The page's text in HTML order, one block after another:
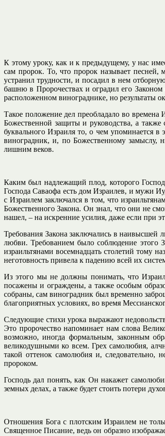
К этому уроку, как и к предыдущему, у нас
сам пророк. То, что пророк называет песней,
устранил трудности, и посадил в нем
башню в Пророчествах и оградил его
расположенном винограднике, но результаты
Такое положение дел преобладало во времена
Божественной защиты и руководства, а
буквального Израиля то, о чем упоминается
виноградник, и, по Божественному замыслу,
лишним веков.
Каким был надлежащий плод, которого
Господа Саваофа есть дом Израилев, и мужи
с Израилем заключался в том, что
Божественного Закона. Он знал, что они не
нашел, – на искренние усилия, даже если при
Требования Закона заключались в
любви. Требованием было соблюдение этого
израильтянами восемнадцать столетий тому
неготовность привела к падению всей их
Из этого мы не должны понимать, что
посажены и ограждены, а также особым
собраны, сам виноградник был временно
благоприятных условиях, во время
Следующие стихи урока выражают
Это пророчество напоминает нам слова
возможно, иногда формальным, законным
великодушными ко всем. Грех самолюбия,
такой оттенок самолюбия и, следовательно,
пророком.
Господь дал понять, как Он накажет
земных делах, а также будет стоить потери
Отношения Бога с плотским Израилем не
Священное Писание, ведь он образно